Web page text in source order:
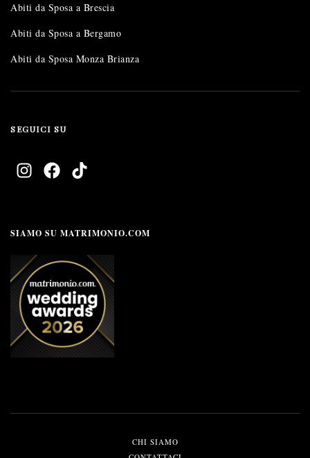
Abiti da Sposa a Brescia
Abiti da Sposa a Bergamo
Abiti da Sposa Monza Brianza
SEGUICI SU
SIAMO SU MATRIMONIO.COM
CHI SIAMO